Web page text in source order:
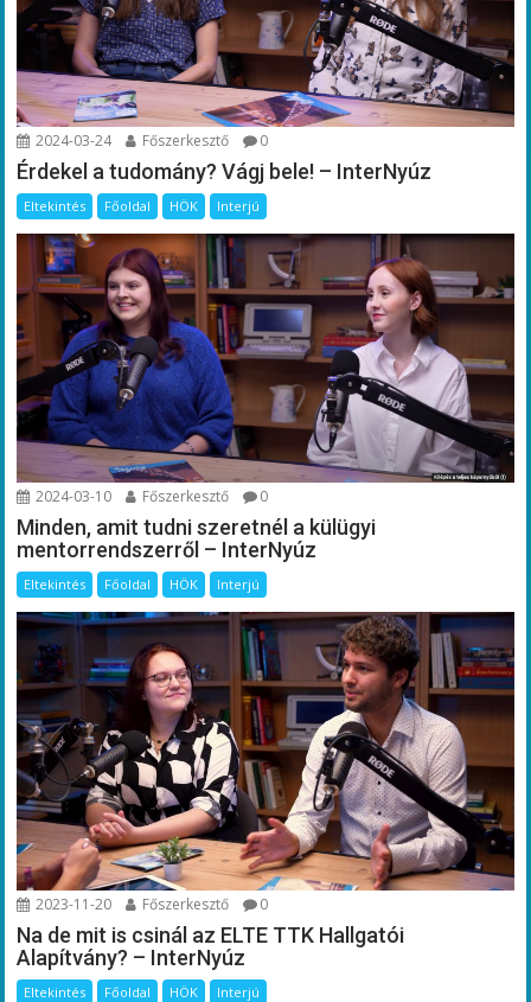
2024-03-24 Főszerkesztő 0
Érdekel a tudomány? Vágj bele! – InterNyúz
Eltekintés Főoldal HÖK Interjú
2024-03-10 Főszerkesztő 0
Minden, amit tudni szeretnél a külügyi
mentorrendszerről – InterNyúz
Eltekintés Főoldal HÖK Interjú
2023-11-20 Főszerkesztő 0
Na de mit is csinál az ELTE TTK Hallgatói
Alapítvány? – InterNyúz
Eltekintés Főoldal HÖK Interjú